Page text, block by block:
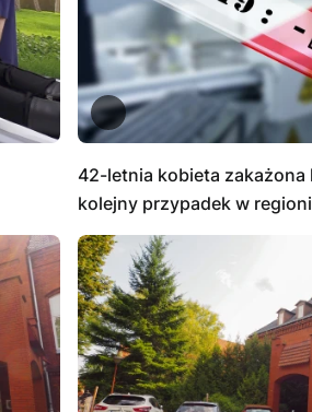
42-letnia kobieta zakażona
kolejny przypadek w